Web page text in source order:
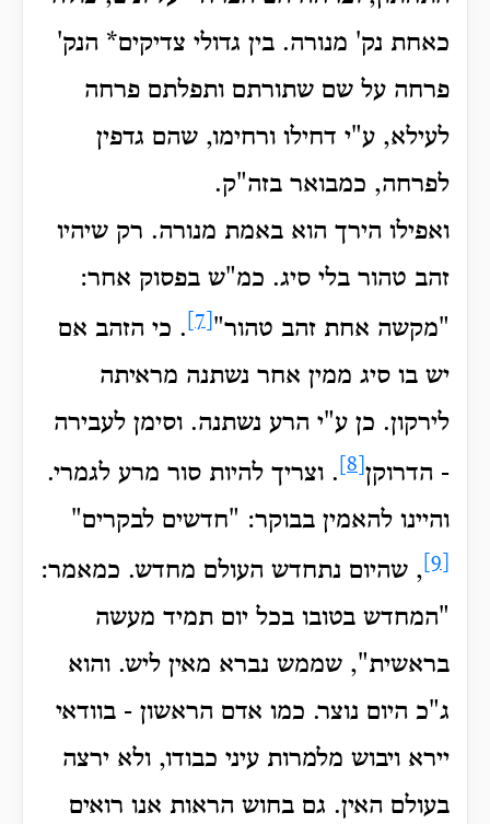
כאחת נק' מנורה. בין גדולי צדיקים* הנק'
פרחה על שם שתורתם ותפלתם פרחה
לעילא, ע"י דחילו ורחימו, שהם גדפין
לפרחה, כמבואר בזה"ק.
ואפילו הירך הוא באמת מנורה. רק שיהיו
זהב טהור בלי סיג. כמ"ש בפסוק אחר:
"מקשה אחת זהב טהור"
. כי הזהב אם
יש בו סיג ממין אחר נשתנה מראיתה
לירקון. כן ע"י הרע נשתנה. וסימן לעבירה
- הדרוקן
. וצריך להיות סור מרע לגמרי.
והיינו להאמין בבוקר: "חדשים לבקרים"
, שהיום נתחדש העולם מחדש. כמאמר:
"המחדש בטובו בכל יום תמיד מעשה
בראשית", שממש נברא מאין ליש. והוא
ג"כ היום נוצר. כמו אדם הראשון - בוודאי
יירא ויבוש מלמרות עיני כבודו, ולא ירצה
בעולם האין. גם בחוש הראות אנו רואים